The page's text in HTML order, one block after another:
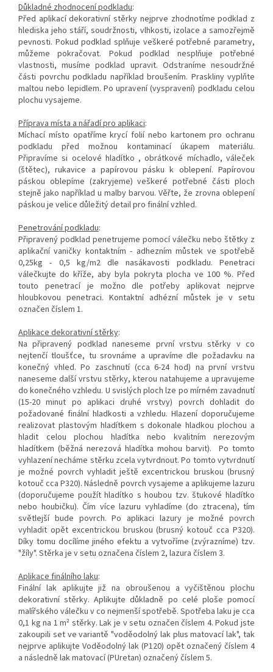
Důkladné zhodnocení podkladu:
Před aplikací dekorativní stěrky nejprve zhodnotíme podklad z
hlediska jeho stáří, soudržnosti, vlhkosti, izolace a samozřejmě
pevnosti. Pokud podklad splňuje veškeré potřebné parametry,
můžeme pokračovat. Pokud podklad nesplňuje potřebné
vlastnosti, musíme podklad upravit. Odstraníme nesoudržné
části povrchu podkladu například broušením. Praskliny vyplňte
maltou nebo lepidlem. Po upravení (vyspravení) podkladu celou
plochu vysajeme.
Příprava místa a nářadí pro aplikaci:
Míchací místo opatříme krycí folií nebo kartonem pro ochranu
podkladu před možnou kontaminací úkapem materiálu.
Připravíme si ocelové hladítko , obrátkové míchadlo, váleček
(štětec), rukavice a papírovou pásku k oblepení. Papírovou
páskou oblepíme (zakryjeme) veškeré potřebné části ploch
stejně jako například u malby barvou. Věřte, že zrovna oblepení
páskou je velice důležitý detail pro finální vzhled.
Penetrování podkladu:
Připravený podklad penetrujeme pomocí válečku nebo štětky z
aplikační vaničky kontaktním - adhezním můstek ve spotřebě
0,25kg - 0,5 kg/m2 dle nasákavosti podkladu. Penetraci
válečkujte do kříže, aby byla pokryta plocha ve 100 %. Před
touto penetrací je možno dle potřeby aplikovat nejprve
hloubkovou penetraci. Kontaktní adhézní můstek je v setu
označen číslem 1.
Aplikace dekorativní stěrky:
Na připravený podklad naneseme první vrstvu stěrky v co
nejtenčí tloušťce, tu srovnáme a upravíme dle požadavku na
konečný vhled. Po zaschnutí (cca 6-24 hod) na první vrstvu
naneseme další vrstvu stěrky, kterou natahujeme a upravujeme
do konečného vzhledu. U svislých ploch lze po mírném zavadnutí
(15-20 minut po aplikaci druhé vrstvy) povrch dohladit do
požadované finální hladkosti a vzhledu. Hlazení doporučujeme
realizovat plastovým hladítkem s dokonale hladkou plochou a
hladit celou plochou hladítka nebo kvalitním nerezovým
hladítkem (běžná nerezová hladítka mohou barvit). Po tomto
vyhlazení necháme stěrku zcela vytvrdnout. Po tomto vytvrdnutí
je možné povrch vyhladit ještě excentrickou bruskou (brusný
kotouč cca P320). Následně povrch vysajeme a aplikujeme lazuru
(doporučujeme použít hladítko s houbou tzv. štukové hladítko
nebo houbičku). Čím více lazuru vyhladíme (do ztracena), tím
světlejší bude povrch. Po aplikaci lazury je možné povrch
vyhladit opět excentrickou bruskou (brusný kotouč cca P320).
Díky tomu docílíme jiného efektu a vytvoříme (zvýrazníme) tzv.
"žíly". Stěrka je v setu označena číslem 2, lazura číslem 3.
Aplikace finálního laku:
Finální lak aplikujte již na obroušenou a vyčištěnou plochu
dekorativní stěrky. Aplikujte důkladně po celé ploše pomocí
malířského válečku v co nejmenší spotřebě. Spotřeba laku je cca
0,1 kg na 1 m² stěrky. Lak je v setu označen číslem 4. Pokud jste
zakoupili set ve variantě "voděodolný lak plus matovací lak", tak
nejprve aplikujte Voděodolný lak (P120) opět označený číslem 4
a následně lak matovací (PUretan) označený číslem 5.